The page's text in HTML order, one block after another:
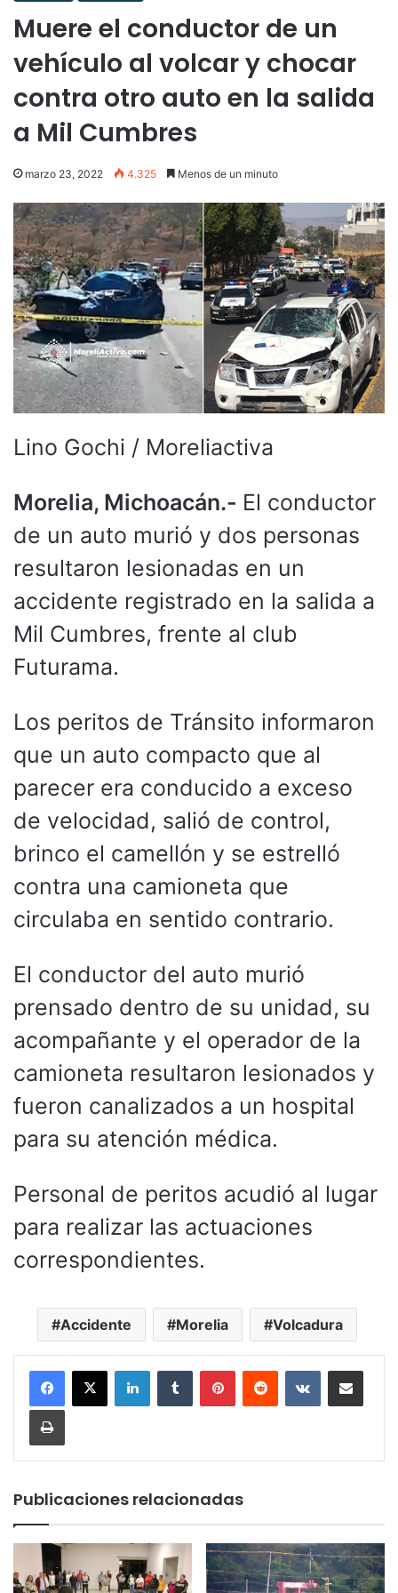
Muere el conductor de un
vehículo al volcar y chocar
contra otro auto en la salida
a Mil Cumbres
marzo 23, 2022 4.325 Menos de un minuto
Lino Gochi / Moreliactiva
Morelia, Michoacán.- El conductor
de un auto murió y dos personas
resultaron lesionadas en un
accidente registrado en la salida a
Mil Cumbres, frente al club
Futurama.
Los peritos de Tránsito informaron
que un auto compacto que al
parecer era conducido a exceso
de velocidad, salió de control,
brinco el camellón y se estrelló
contra una camioneta que
circulaba en sentido contrario.
El conductor del auto murió
prensado dentro de su unidad, su
acompañante y el operador de la
camioneta resultaron lesionados y
fueron canalizados a un hospital
para su atención médica.
Personal de peritos acudió al lugar
para realizar las actuaciones
correspondientes.
Accidente Morelia Volcadura
LinkedInTumblr PinterestReddit VKontakteCompartir por
Imprimir
Publicaciones relacionadas